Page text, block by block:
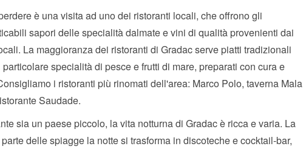
è una visita ad uno dei ristoranti locali, che offrono gli
sapori delle specialità dalmate e vini di qualità provenienti dai
La maggioranza dei ristoranti di Gradac serve piatti tradizionali
particolare specialità di pesce e frutti di mare, preparati con cura e
i ristoranti più rinomati dell'area: Marco Polo, taverna Mala
Saudade.
sia un paese piccolo, la vita notturna di Gradac è ricca e varia. La
delle spiagge la notte si trasforma in discoteche e cocktail-bar,